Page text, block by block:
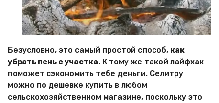
Безусловно, это самый простой способ, как
убрать пень с участка. К тому же такой лайфхак
поможет сэкономить тебе деньги. Селитру
можно по дешевке купить в любом
сельскохозяйственном магазине, поскольку это